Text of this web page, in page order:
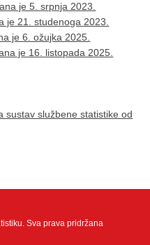
je 5. srpnja 2023.
je 21. studenoga 2023.
je 6. ožujka 2025.
je 16. listopada 2025.
sustav službene statistike od
Sva prava pridržana